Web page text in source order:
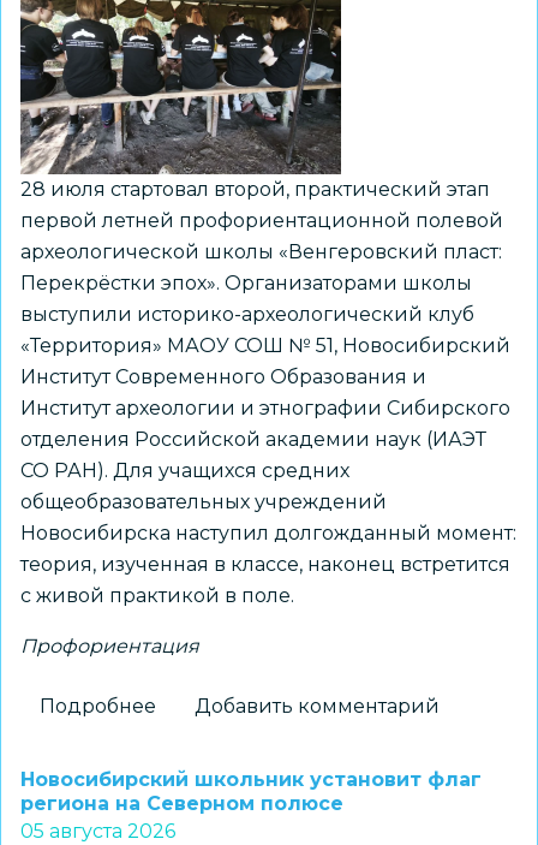
28 июля стартовал второй, практический этап
первой летней профориентационной полевой
археологической школы «Венгеровский пласт:
Перекрёстки эпох». Организаторами школы
выступили историко-археологический клуб
«Территория» МАОУ СОШ № 51, Новосибирский
Институт Современного Образования и
Институт археологии и этнографии Сибирского
отделения Российской академии наук (ИАЭТ
СО РАН). Для учащихся средних
общеобразовательных учреждений
Новосибирска наступил долгожданный момент:
теория, изученная в классе, наконец встретится
с живой практикой в поле.
Профориентация
Подробнее
«Перекрёстках
эпох»:
как
Добавить комментарий
Новосибирский школьник установит флаг
региона на Северном полюсе
05 августа 2026